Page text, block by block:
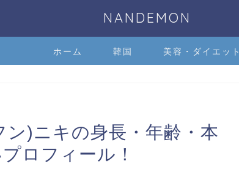
NANDEMON
ホーム 韓国 美容・ダイエット
)ニキの身長・年齢・本
ロフィール！